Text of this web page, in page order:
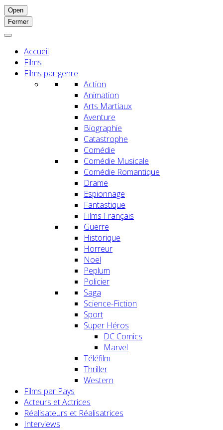
Open
Fermer
Accueil
Films
Films par genre
Action
Animation
Arts Martiaux
Aventure
Biographie
Catastrophe
Comédie
Comédie Musicale
Comédie Romantique
Drame
Espionnage
Fantastique
Films Français
Guerre
Historique
Horreur
Noël
Peplum
Policier
Saga
Science-Fiction
Sport
Super Héros
DC Comics
Marvel
Téléfilm
Thriller
Western
Films par Pays
Acteurs et Actrices
Réalisateurs et Réalisatrices
Interviews